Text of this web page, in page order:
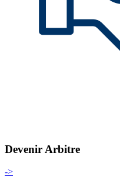
Devenir Arbitre
->